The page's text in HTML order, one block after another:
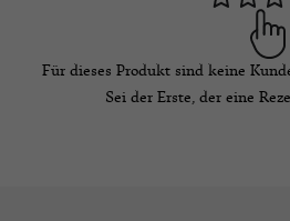
Für dieses Produkt sind keine
Sei der Erste, der eine